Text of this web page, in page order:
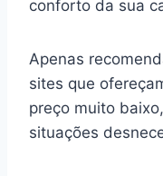
conforto da sua
Apenas
sites que
preço muito
situações